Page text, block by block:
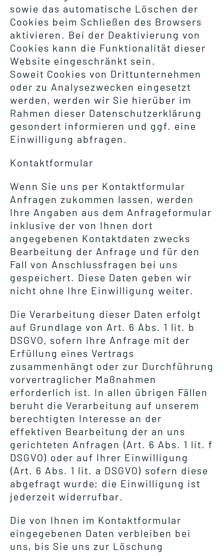
sowie das automatische Löschen der
Cookies beim Schließen des Browsers
aktivieren. Bei der Deaktivierung von
Cookies kann die Funktionalität dieser
Website eingeschränkt sein.
Soweit Cookies von Drittunternehmen
oder zu Analysezwecken eingesetzt
werden, werden wir Sie hierüber im
Rahmen dieser Datenschutzerklärung
gesondert informieren und ggf. eine
Einwilligung abfragen.
Kontaktformular
Wenn Sie uns per Kontaktformular
Anfragen zukommen lassen, werden
Ihre Angaben aus dem Anfrageformular
inklusive der von Ihnen dort
angegebenen Kontaktdaten zwecks
Bearbeitung der Anfrage und für den
Fall von Anschlussfragen bei uns
gespeichert. Diese Daten geben wir
nicht ohne Ihre Einwilligung weiter.
Die Verarbeitung dieser Daten erfolgt
auf Grundlage von Art. 6 Abs. 1 lit. b
DSGVO, sofern Ihre Anfrage mit der
Erfüllung eines Vertrags
zusammenhängt oder zur Durchführung
vorvertraglicher Maßnahmen
erforderlich ist. In allen übrigen Fällen
beruht die Verarbeitung auf unserem
berechtigten Interesse an der
effektiven Bearbeitung der an uns
gerichteten Anfragen (Art. 6 Abs. 1 lit. f
DSGVO) oder auf Ihrer Einwilligung
(Art. 6 Abs. 1 lit. a DSGVO) sofern diese
abgefragt wurde; die Einwilligung ist
jederzeit widerrufbar.
Die von Ihnen im Kontaktformular
eingegebenen Daten verbleiben bei
uns, bis Sie uns zur Löschung